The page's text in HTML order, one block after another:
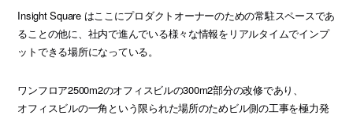
Insight Square はここにプロダクトオーナーのための常駐スペースであ
ることの他に、社内で進んでいる様々な情報をリアルタイムでインプ
ットできる場所になっている。
ワンフロア2500m2のオフィスビルの300m2部分の改修であり、
オフィスビルの一角という限られた場所のためビル側の工事を極力発